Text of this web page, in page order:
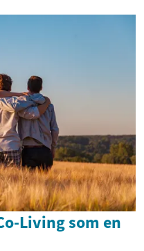
Living som en